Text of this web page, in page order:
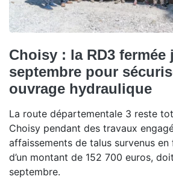
Choisy : la RD3 fermée
septembre pour
ouvrage hydraulique
La route départementale 3 reste
Choisy pendant des travaux
affaissements de talus survenus en
d’un montant de 152 700 euros,
septembre.